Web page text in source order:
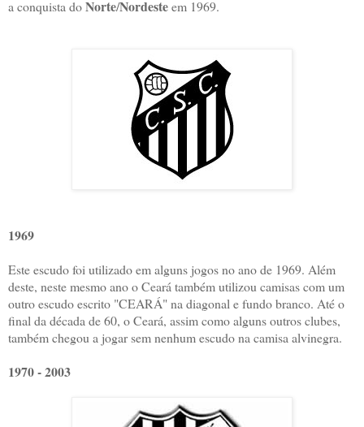
a conquista doNorte/Nordesteem 1969.
1969
Este escudo foi utilizado em alguns jogos no ano de 1969. Além
deste, neste mesmo ano o Ceará também utilizou camisas com um
outro escudo escrito "CEARÁ" na diagonal e fundo branco. Até o
final da década de 60, o Ceará, assim como alguns outros clubes,
também chegou a jogar sem nenhum escudo na camisa alvinegra.
1970 - 2003